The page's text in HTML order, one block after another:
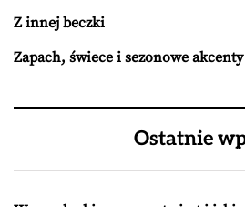
Z innej beczki
Zapach, świece i sezonowe akcenty
Ostatnie